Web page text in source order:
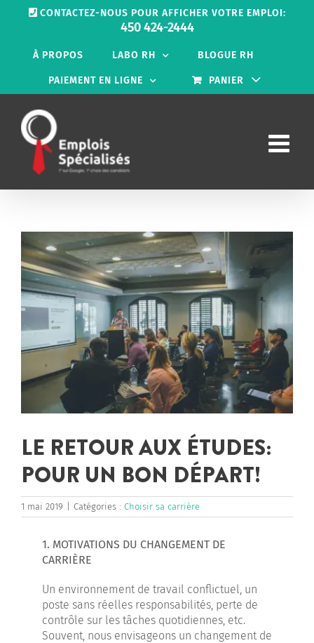
Passer
CONTACTEZ-NOUS POUR AFFICHER VOTRE EMPLOI:
450 424-2444
À PROPOS LABO RH BLOGUE RH
PAIEMENT EN LIGNE PANIER
l'image
agrandie
LE RETOUR AUX ÉTUDES:
POUR UN BON DÉPART!
1 mai 2019 Catégories : Choisir sa carrière
1. MOTIVATIONS DU CHANGEMENT DE
CARRIÈRE
Un environnement de travail conflictuel, un
poste sans réelles responsabilités, perte de
contrôle sur les tâches quotidiennes, etc.
Souvent, nous envisageons un changement de